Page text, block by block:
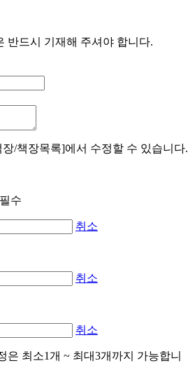
반드시 기재해 주셔야 합니다.
/책장목록]에서 수정할 수 있습니다.
취소
취소
취소
은 최소1개 ~ 최대3개까지 가능합니